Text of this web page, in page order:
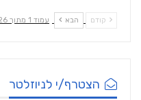
קודם הבא עמוד 1 מתוך 226
הצטרף/י לניוזלטר